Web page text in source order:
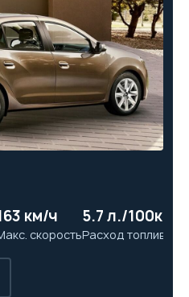
км/ч
скорость
5.7 л./100км
Расход топлива